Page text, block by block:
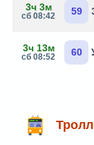
3ч 3м
сб 08:42 59
3ч 13м
сб 08:52 60